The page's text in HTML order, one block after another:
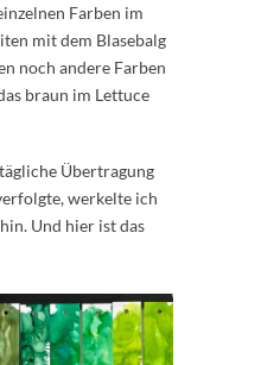
Farben im
mit dem Blasebalg
noch andere Farben
braun im Lettuce
Übertragung
werkelte ich
Und hier ist das